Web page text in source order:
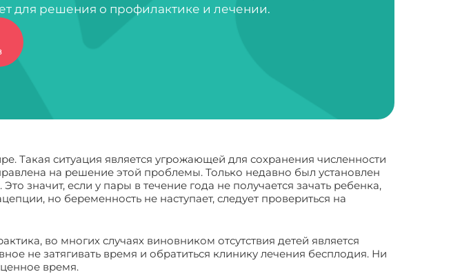
для решения о профилактике и лечении.
ситуация является угрожающей для сохранения численности
на решение этой проблемы. Только недавно был установлен
значит, если у пары в течение года не получается зачать ребенка,
но беременность не наступает, следует провериться на
во многих случаях виновником отсутствия детей является
не затягивать время и обратиться клинику лечения бесплодия. Ни
время.